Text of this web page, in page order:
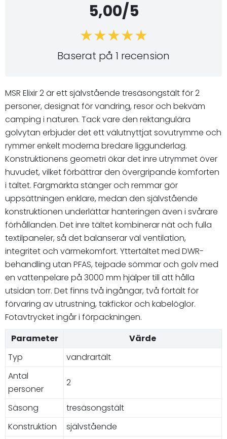
5,00/5
Baserat på 1 recension
MSR Elixir 2 är ett självstående tresäsongstält för 2
personer, designat för vandring, resor och bekväm
camping i naturen. Tack vare den rektangulära
golvytan erbjuder det ett välutnyttjat sovutrymme och
rymmer enkelt moderna bredare liggunderlag.
Konstruktionens geometri ökar det inre utrymmet över
huvudet, vilket förbättrar den övergripande komforten
i tältet. Färgmärkta stänger och remmar gör
uppsättningen enklare, medan den självstående
konstruktionen underlättar hanteringen även i svårare
förhållanden. Det inre tältet kombinerar nät och fulla
textilpaneler, så det balanserar väl ventilation,
integritet och värmekomfort. Yttertältet med DWR-
behandling utan PFAS, tejpade sömmar och golv med
en vattenpelare på 3000 mm hjälper till att hålla
utsidan torr. Det finns två ingångar, två förtält för
förvaring av utrustning, takfickor och kabelöglor.
Fotavtrycket ingår i förpackningen.
Parameter
Värde
Typ
vandrartält
Antal
personer
2
Säsong
tresäsongstält
Konstruktion
självstående